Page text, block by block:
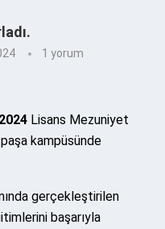
1 yorum
2024 Lisans Mezuniyet
kampüsünde
gerçekleştirilen
başarıyla